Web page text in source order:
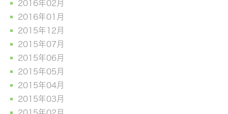
2016年02月
2016年01月
2015年12月
2015年07月
2015年06月
2015年05月
2015年04月
2015年03月